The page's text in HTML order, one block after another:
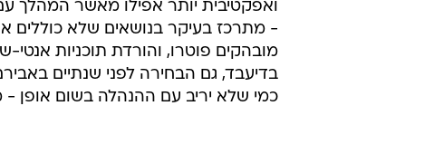
בלפור.
חסון כ"משקולת שירדה" מגוף החברה.
חדשות 13 החבוטה, המייצגת